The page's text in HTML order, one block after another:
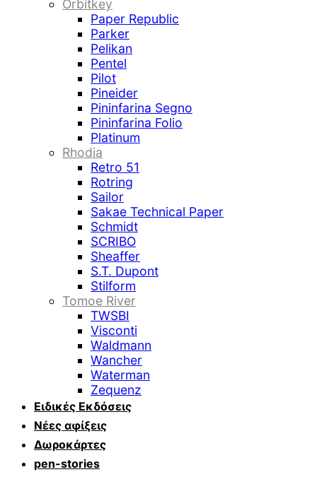
Orbitkey
Paper Republic
Parker
Pelikan
Pentel
Pilot
Pineider
Pininfarina Segno
Pininfarina Folio
Platinum
Rhodia
Retro 51
Rotring
Sailor
Sakae Technical Paper
Schmidt
SCRIBO
Sheaffer
S.T. Dupont
Stilform
Tomoe River
TWSBI
Visconti
Waldmann
Wancher
Waterman
Zequenz
Ειδικές Εκδόσεις
Νέες αφίξεις
Δωροκάρτες
pen-stories